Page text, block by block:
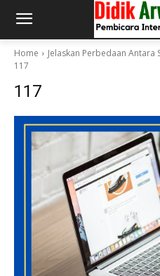
Home
Jelaskan Perbedaan Antara
117
117